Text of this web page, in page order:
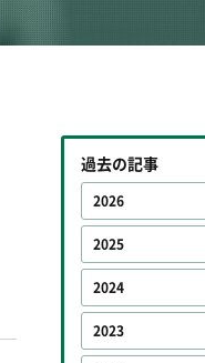
過去の記事
2026
2025
2024
2023